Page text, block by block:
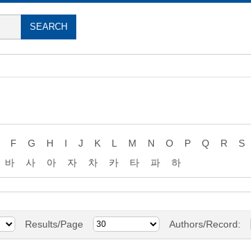
F G H I J K L M N O P Q R S
바 사 아 자 차 카 타 파
하
Results/Page Authors/Record: